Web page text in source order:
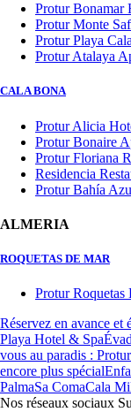
Protur Bonamar
Protur Monte
Protur Playa
Protur Atalaya
CALA BONA
Protur Alicia
Protur Bonaire
Protur Floriana
Residencia
Protur Bahía
ALMERIA
ROQUETAS DE MAR
Protur Roquetas
Réservez en avance et
Playa Hotel & Spa
vous au paradis :
encore plus spécial
PalmaSa ComaCala
Nos réseaux sociaux